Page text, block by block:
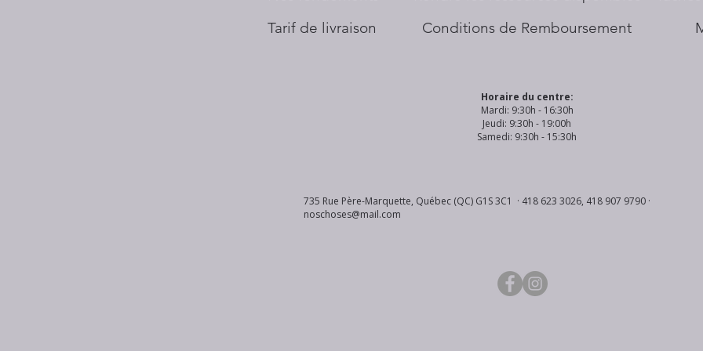
Tarif de livraison
Conditions de Remboursement
Horaire du centre:
Mardi: 9:30h - 16:30h
Jeudi: 9:30h - 19:00h
Samedi: 9:30h - 15:30h
735 Rue Père-Marquette, Québec (QC) G1S 3C1 · 418 623 3026, 418 907 9790 ·
noschoses@mail.com